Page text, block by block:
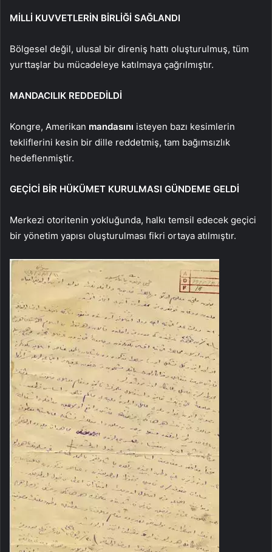
MİLLİ KUVVETLERİN BİRLİĞİ SAĞLANDI
Bölgesel değil, ulusal bir direniş hattı oluşturulmuş, tüm
yurttaşlar bu mücadeleye katılmaya çağrılmıştır.
MANDACILIK REDDEDİLDİ
Kongre, Amerikan mandasını isteyen bazı kesimlerin
tekliflerini kesin bir dille reddetmiş, tam bağımsızlık
hedeflenmiştir.
GEÇİCİ BİR HÜKÜMET KURULMASI GÜNDEME GELDİ
Merkezi otoritenin yokluğunda, halkı temsil edecek geçici
bir yönetim yapısı oluşturulması fikri ortaya atılmıştır.